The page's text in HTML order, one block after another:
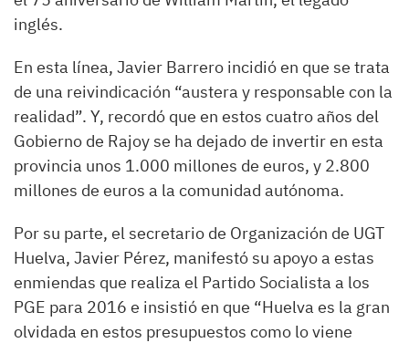
inglés.
En esta línea, Javier Barrero incidió en que se trata
de una reivindicación “austera y responsable con la
realidad”. Y, recordó que en estos cuatro años del
Gobierno de Rajoy se ha dejado de invertir en esta
provincia unos 1.000 millones de euros, y 2.800
millones de euros a la comunidad autónoma.
Por su parte, el secretario de Organización de UGT
Huelva, Javier Pérez, manifestó su apoyo a estas
enmiendas que realiza el Partido Socialista a los
PGE para 2016 e insistió en que “Huelva es la gran
olvidada en estos presupuestos como lo viene